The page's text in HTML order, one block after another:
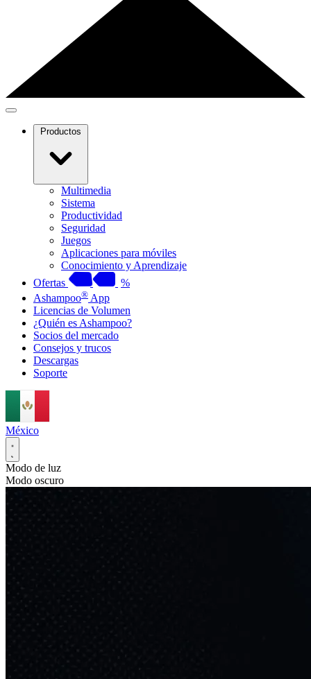
Productos
Multimedia
Sistema
Productividad
Seguridad
Juegos
Aplicaciones para móviles
Conocimiento y Aprendizaje
Ofertas
%
Ashampoo® App
Licencias de Volumen
¿Quién es Ashampoo?
Socios del mercado
Consejos y trucos
Descargas
Soporte
México
Modo de luz
Modo oscuro